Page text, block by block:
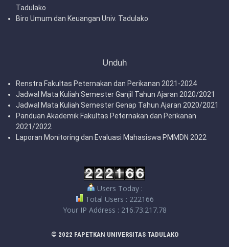
Tadulako
Biro Umum dan Keuangan Univ. Tadulako
Unduh
Renstra Fakultas Peternakan dan Perikanan 2021-2024
Jadwal Mata Kuliah Semester Ganjil Tahun Ajaran 2020/2021
Jadwal Mata Kuliah Semester Genap Tahun Ajaran 2020/2021
Panduan Akademik Fakultas Peternakan dan Perikanan
2021/2022
Laporan Monitoring dan Evaluasi Mahasiswa PMMDN 2022
Users Today :
Total Users : 222166
Your IP Address : 216.73.217.78
© 2022 FAPETKAN UNIVERSITAS TADULAKO